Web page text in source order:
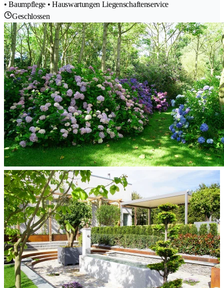
• Baumpflege • Hauswartungen Liegenschaftenservice
Geschlossen